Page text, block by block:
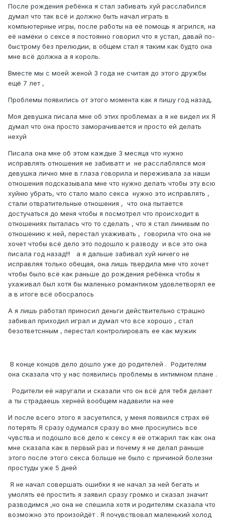
После рождения ребёнка я стал забивать хуй расслабился
думал что так всё и должно быть начал играть в
компьютерные игры, после работы на её помощь я агрился, на
её намёки о сексе я постоянно говорил что я устал, давай по-
быстрому без прелюдии, в общем стал я таким как будто она
мне всё должна а я король.
Вместе мы с моей женой 3 года не считая до этого дружбы
ещё 7 лет ,
Проблемы появились от этого момента как я пишу год назад,
Моя девушка писала мне об этих проблемах а я не видел их Я
думал что она просто заморачивается и просто ей делать
нехуй
Писала она мне об этом каждые 3 месяца что нужно
исправлять отношения не забиватт и не расслаблялся моя
девушка лично мне в глаза говорила и переживала за наши
отношения подсказывала мне что нужно делать чтобы эту всю
хуйню убрать, что стало мало секса нужно это исправлять ,
стали отвратительные отношения , что она пытается
достучаться до меня чтобы я посмотрел что происходит в
отношениях пыталась что то сделать , что я стал линивым по
отношению к ней, перестал ухаживать , говорила что она не
хочет чтобы всё дело это подошло к разводу и все это она
писала год назад!!! а я дальше забивал хуй ничего не
исправляя только обещая, она лишь твердила мне что хочет
чтобы было всё как раньше до рождения ребёнка чтобы я
ухаживал был хотя бы маленько романтиком удовлетворял ее
а в итоге всё обосралось
А я лишь работал приносил деньги действительно страшно
забивал приходил играл и думал что все хорошо , стал
безответснным , перестал контролировать ее как мужик
В конце концов дело дошло уже до родителей . Родителям
она сказала что у нас появились проблемы в интимном плане .
Родители её наругали и сказали что он всё для тебя делает
а ты страдаешь хернёй вообщем надавили на нее
И после всего этого я засуетился, у меня появился страх её
потерять Я сразу одумался сразу во мне проснулись все
чувства и подошло всё дело к сексу я её отжарил так как она
мне сказала как в первый раз и почему я не делал раньше
этого после этого секса больше не было с причиной болезни
простуды уже 5 дней
Я не начал совершать ошибки я не начал за ней бегать и
умолять её простить я заявил сразу громко и сказал значит
разводимся ,но она не спешила хотя и родителям сказала что
возможно это произойдёт . Я почувствовал маленький холод